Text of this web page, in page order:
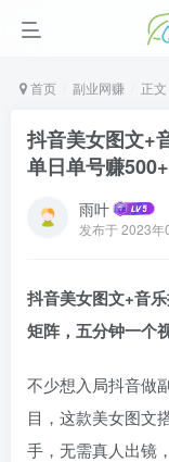
首页 副业网赚 正文
抖音美女图文+
单日单号赚500+
雨叶
发布于2023年
抖音美女图文+音
矩阵，五分钟一个
不少想入局抖音做
目，这款美女图文
手，无需真人出镜